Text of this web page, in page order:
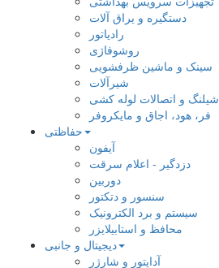
دستگیره و یراق آلات
رادیاتور
روشوفاژی
سینک و ماشین ظرفشویی
شیرآلات
شیلنگ و اتصالات لوله کشی
فر، هود، اجاق و مایکروفر
حفاظتی
آیفون
دزدگیر - اعلام سرقت
دوربین
سنسور و دتکتور
سیستم و برد الکترونیک
محافظ و استابیلایزر
دیجیتال و جانبی
آداپتور و شارژر